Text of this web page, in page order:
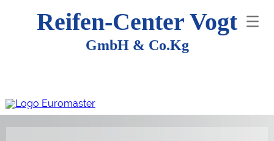
Reifen-Center Vogt
GmbH & Co.Kg